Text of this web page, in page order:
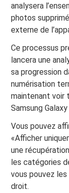
analysera
photos
externe de
Ce processus
lancera une
sa progression
numérisation
maintenant voir
Samsung Galaxy
Vous pouvez
«Afficher
une
les catégories
vous pouvez
droit.